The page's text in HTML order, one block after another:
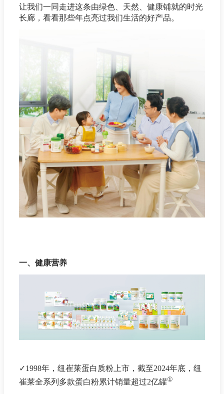
让我们一同走进这条由绿色、天然、健康铺就的时光
长廊，看看那些年点亮过我们生活的好产品。
一、健康营养
✓1998年，纽崔莱蛋白质粉上市，截至2024年底，纽
崔莱全系列多款蛋白粉累计销量超过2亿罐①